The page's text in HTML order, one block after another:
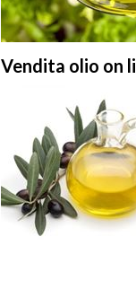
Vendita olio on